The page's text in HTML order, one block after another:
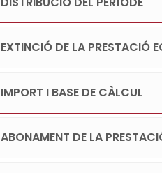
EXTINCIÓ DE LA PRESTACIÓ
IMPORT I BASE DE CÀLCUL
ABONAMENT DE LA